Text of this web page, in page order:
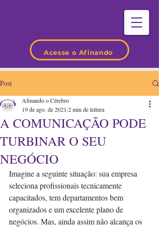
Acesse o Afinando
Post
A COMUNICAÇÃO PODE
TURBINAR O SEU
NEGÓCIO
Afinando o Cérebro
19 de ago. de 2021 2 min de leitura
Imagine a seguinte situação: sua empresa
seleciona profissionais tecnicamente
capacitados, tem departamentos bem
organizados e um excelente plano de
negócios. Mas, ainda assim não alcança os